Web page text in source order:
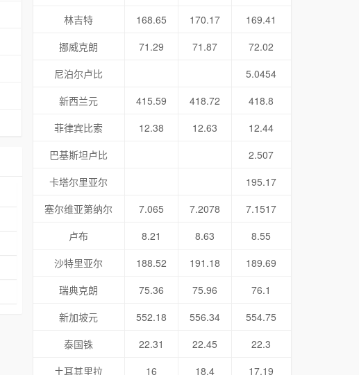
林吉特
168.65 170.17
169.41
挪威克朗
71.29 71.87
72.02
尼泊尔卢比
5.0454
新西兰元
415.59 418.72
418.8
菲律宾比索
12.38 12.63
12.44
巴基斯坦卢比
2.507
卡塔尔里亚尔
195.17
塞尔维亚第纳尔
7.065 7.2078
7.1517
卢布
8.21 8.63
8.55
沙特里亚尔
188.52 191.18
189.69
瑞典克朗
75.36 75.96
76.1
新加坡元
552.18 556.34
554.75
泰国铢
22.31 22.45
22.3
土耳其里拉
16 18.4
17.19